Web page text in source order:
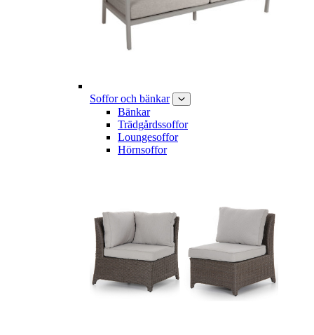
Soffor och bänkar
Bänkar
Trädgårdssoffor
Loungesoffor
Hörnsoffor